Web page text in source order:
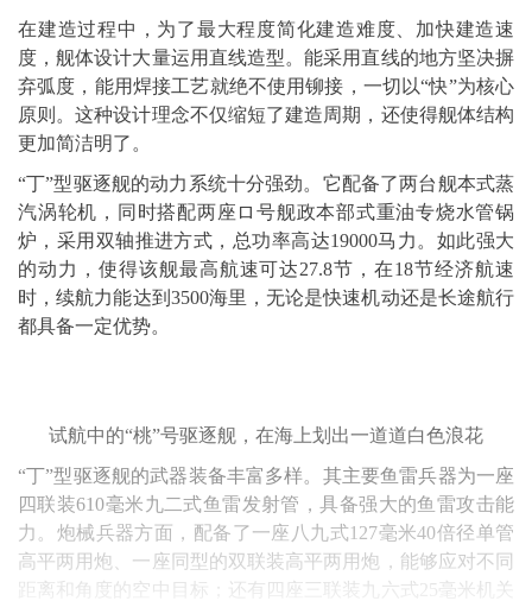
在建造过程中，为了最大程度简化建造难度、加快建造速
度，舰体设计大量运用直线造型。能采用直线的地方坚决摒
弃弧度，能用焊接工艺就绝不使用铆接，一切以“快”为核心
原则。这种设计理念不仅缩短了建造周期，还使得舰体结构
更加简洁明了。
“丁”型驱逐舰的动力系统十分强劲。它配备了两台舰本式蒸
汽涡轮机，同时搭配两座ロ号舰政本部式重油专烧水管锅
炉，采用双轴推进方式，总功率高达19000马力。如此强大
的动力，使得该舰最高航速可达27.8节，在18节经济航速
时，续航力能达到3500海里，无论是快速机动还是长途航行
都具备一定优势。
试航中的“桃”号驱逐舰，在海上划出一道道白色浪花
“丁”型驱逐舰的武器装备丰富多样。其主要鱼雷兵器为一座
四联装610毫米九二式鱼雷发射管，具备强大的鱼雷攻击能
力。炮械兵器方面，配备了一座八九式127毫米40倍径单管
高平两用炮、一座同型的双联装高平两用炮，能够应对不同
距离和角度的空中目标；还有四座三联装九六式25毫米机关